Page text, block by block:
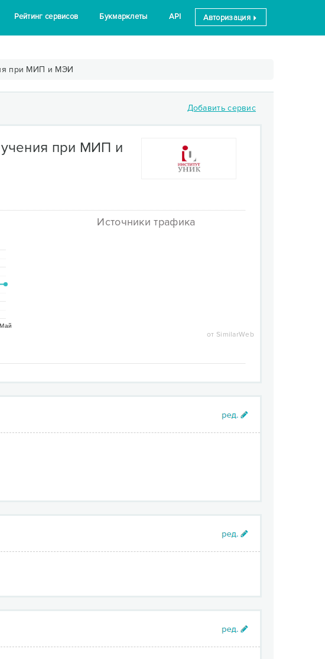
Рейтинг сервисов Букмарклеты API Авторизация
при МИП и МЭИ
Добавить сервис
при МИП и
Май
Источники трафика
от SimilarWeb